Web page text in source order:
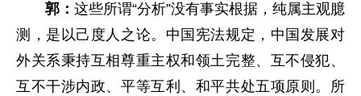
郭： 这些所谓“分析”没有事实根据，纯属主观臆
测，是以己度人之论。中国宪法规定，中国发展对
外关系秉持互相尊重主权和领土完整、互不侵犯、
互不干涉内政、平等互利、和平共处五项原则。所